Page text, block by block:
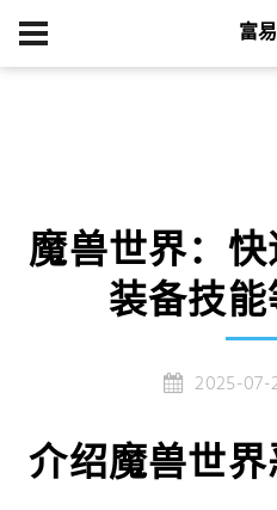
富
魔兽世界：
装备技
2025-
介绍魔兽世